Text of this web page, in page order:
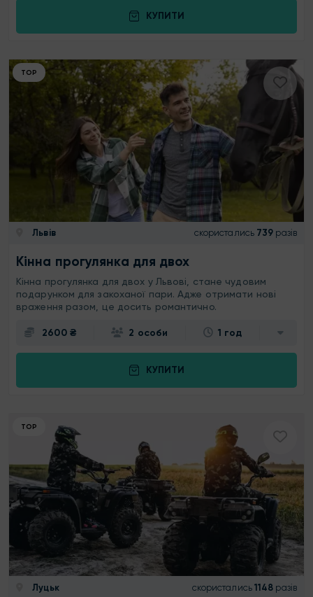
КУПИТИ
ТОР
Львів скористались 739 разів
Кінна прогулянка для двох
Кінна прогулянка для двох у Львові, стане чудовим
подарунком для закоханої пари. Адже отримати нові
враження разом, це досить романтично.
2600 ₴ 2 особи 1 год
КУПИТИ
ТОР
Луцьк скористались 1148 разів